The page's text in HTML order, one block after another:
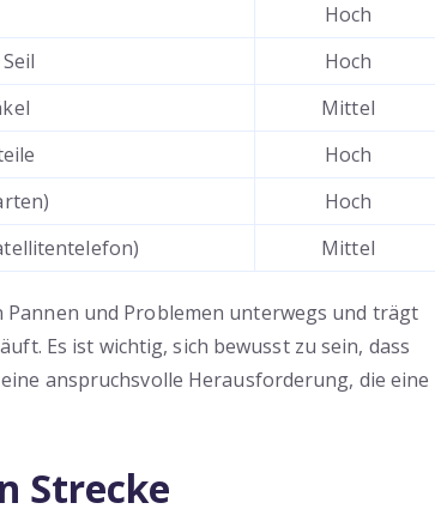
Hoch
Hoch
Mittel
Hoch
Hoch
Mittel
und Problemen unterwegs und trägt
Es ist wichtig, sich bewusst zu sein, dass
anspruchsvolle Herausforderung, die eine
Strecke